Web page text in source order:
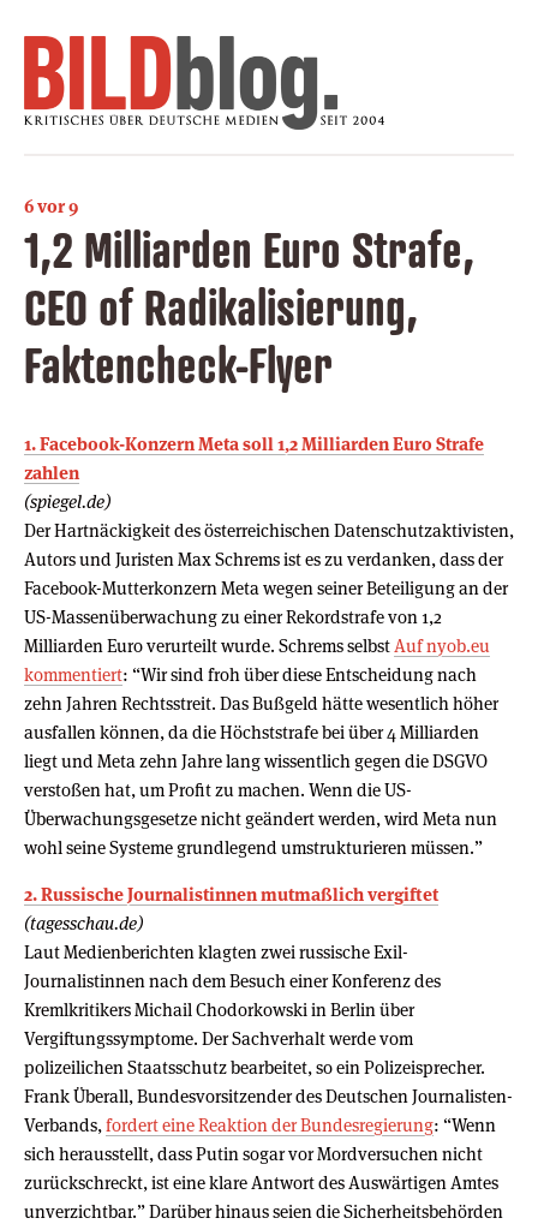
6 vor 9
1,2 Milliarden Euro Strafe,
CEO of Radikalisierung,
Faktencheck-Flyer
1. Facebook-Konzern Meta soll 1,2 Milliarden Euro Strafe
zahlen
(spiegel.de)
Der Hartnäckigkeit des österreichischen Datenschutzaktivisten,
Autors und Juristen Max Schrems ist es zu verdanken, dass der
Facebook-Mutterkonzern Meta wegen seiner Beteiligung an der
US-Massenüberwachung zu einer Rekordstrafe von 1,2
Milliarden Euro verurteilt wurde. Schrems selbst Auf nyob.eu
kommentiert: “Wir sind froh über diese Entscheidung nach
zehn Jahren Rechtsstreit. Das Bußgeld hätte wesentlich höher
ausfallen können, da die Höchststrafe bei über 4 Milliarden
liegt und Meta zehn Jahre lang wissentlich gegen die DSGVO
verstoßen hat, um Profit zu machen. Wenn die US-
Überwachungsgesetze nicht geändert werden, wird Meta nun
wohl seine Systeme grundlegend umstrukturieren müssen.”
2. Russische Journalistinnen mutmaßlich vergiftet
(tagesschau.de)
Laut Medienberichten klagten zwei russische Exil-
Journalistinnen nach dem Besuch einer Konferenz des
Kremlkritikers Michail Chodorkowski in Berlin über
Vergiftungssymptome. Der Sachverhalt werde vom
polizeilichen Staatsschutz bearbeitet, so ein Polizeisprecher.
Frank Überall, Bundesvorsitzender des Deutschen Journalisten-
Verbands, fordert eine Reaktion der Bundesregierung: “Wenn
sich herausstellt, dass Putin sogar vor Mordversuchen nicht
zurückschreckt, ist eine klare Antwort des Auswärtigen Amtes
unverzichtbar.” Darüber hinaus seien die Sicherheitsbehörden